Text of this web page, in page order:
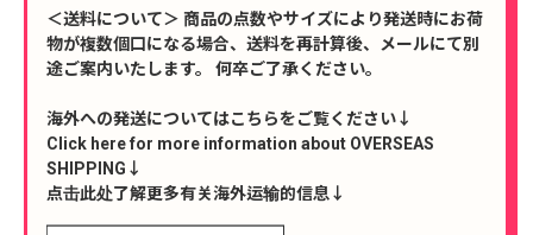
＜送料について＞ 商品の点数やサイズにより発送時にお荷
物が複数個口になる場合、送料を再計算後、メールにて別
途ご案内いたします。 何卒ご了承ください。
海外への発送についてはこちらをご覧ください↓
Click here for more information about OVERSEAS
SHIPPING↓
点击此处了解更多有关海外运输的信息↓